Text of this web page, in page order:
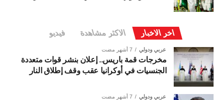
اخر الاخبار الاكثر مشاهدة فيديو
عربي ودولي 7 أشهر مضت
مخرجات قمة باريس.. إعلان بنشر قوات متعددة
الجنسيات في أوكرانيا عقب وقف إطلاق النار
عربي ودولي 7 أشهر مضت